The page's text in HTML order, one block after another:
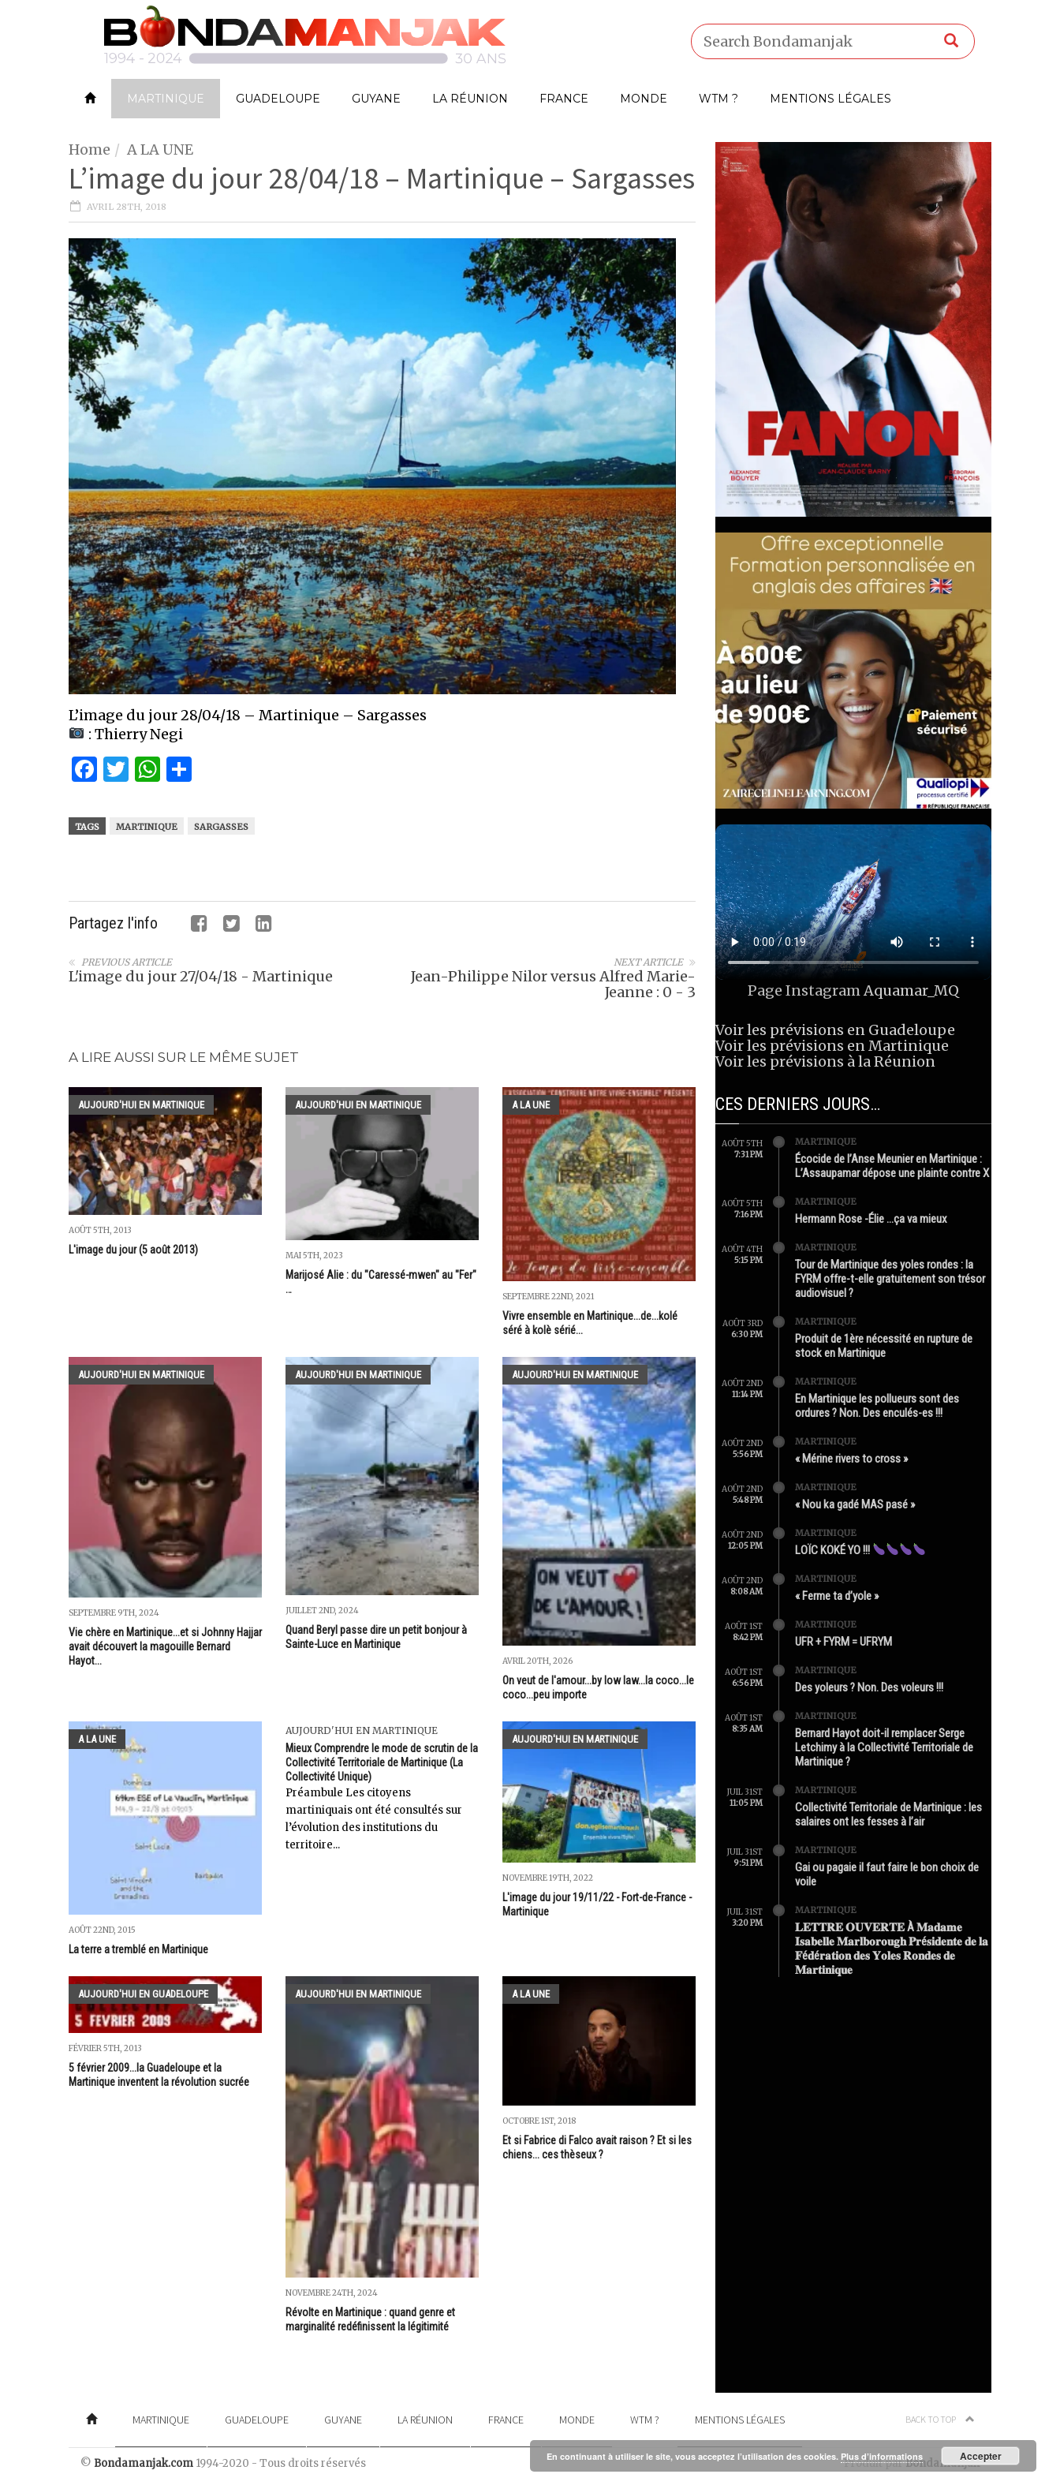
MARTINIQUE GUADELOUPE GUYANE LA RÉUNION FRANCE MONDE WTM ? MENTIONS LÉGALES
Home A LA UNE
L’image du jour 28/04/18 – Martinique – Sargasses
AVRIL 28TH, 2018
L’image du jour 28/04/18 – Martinique – Sargasses
: Thierry Negi
Facebook
Twitter
WhatsApp
TAGS MARTINIQUE SARGASSES
Partagez l'info
NEXT ARTICLE
Jean-Philippe Nilor versus Alfred Marie-
Jeanne : 0 - 3
PREVIOUS ARTICLE
L'image du jour 27/04/18 - Martinique
A LIRE AUSSI SUR LE MÊME SUJET
AUJOURD'HUI EN MARTINIQUE
AOÛT 5TH, 2013
L'image du jour (5 août 2013)
AUJOURD'HUI EN MARTINIQUE
MAI 5TH, 2023
Marijosé Alie : du "Caressé-mwen" au "Fer"
…
A LA UNE
SEPTEMBRE 22ND, 2021
Vivre ensemble en Martinique...de...kolé
séré à kolè sérié...
AUJOURD'HUI EN MARTINIQUE
SEPTEMBRE 9TH, 2024
Vie chère en Martinique...et si Johnny Hajjar
avait découvert la magouille Bernard
Hayot...
AUJOURD'HUI EN MARTINIQUE
JUILLET 2ND, 2024
Quand Beryl passe dire un petit bonjour à
Sainte-Luce en Martinique
AUJOURD'HUI EN MARTINIQUE
AVRIL 20TH, 2026
On veut de l'amour...by low law...la coco...le
coco...peu importe
A LA UNE
AOÛT 22ND, 2015
La terre a tremblé en Martinique
AUJOURD'HUI EN MARTINIQUE
Mieux Comprendre le mode de scrutin de la
Collectivité Territoriale de Martinique (La
Collectivité Unique)
Préambule Les citoyens
martiniquais ont été consultés sur
l’évolution des institutions du
territoire...
AUJOURD'HUI EN MARTINIQUE
NOVEMBRE 19TH, 2022
L'image du jour 19/11/22 - Fort-de-France -
Martinique
AUJOURD'HUI EN GUADELOUPE
FÉVRIER 5TH, 2013
5 février 2009...la Guadeloupe et la
Martinique inventent la révolution sucrée
AUJOURD'HUI EN MARTINIQUE
NOVEMBRE 24TH, 2024
Révolte en Martinique : quand genre et
marginalité redéfinissent la légitimité
A LA UNE
OCTOBRE 1ST, 2018
Et si Fabrice di Falco avait raison ? Et si les
chiens... ces thèseux ?
Page InstagramAquamar_MQ
Voir les prévisions en Guadeloupe
Voir les prévisions en Martinique
Voir les prévisions à la Réunion
CES DERNIERS JOURS…
AOÛT 5TH
7:31 PM
MARTINIQUE
Écocide de l’Anse Meunier en Martinique :
L’Assaupamar dépose une plainte contre X
AOÛT 5TH
7:16 PM
MARTINIQUE
Hermann Rose -Élie …ça va mieux
AOÛT 4TH
5:15 PM
MARTINIQUE
Tour de Martinique des yoles rondes : la
FYRM offre-t-elle gratuitement son trésor
audiovisuel ?
AOÛT 3RD
6:30 PM
MARTINIQUE
Produit de 1ère nécessité en rupture de
stock en Martinique
AOÛT 2ND
11:14 PM
MARTINIQUE
En Martinique les pollueurs sont des
ordures ? Non. Des enculés-es !!!
AOÛT 2ND
5:56 PM
MARTINIQUE
« Mérine rivers to cross »
AOÛT 2ND
5:48 PM
MARTINIQUE
« Nou ka gadé MAS pasé »
AOÛT 2ND
12:05 PM
MARTINIQUE
LOÏC KOKÉ YO !!!
AOÛT 2ND
8:08 AM
MARTINIQUE
« Ferme ta d’yole »
AOÛT 1ST
8:42 PM
MARTINIQUE
UFR + FYRM = UFRYM
AOÛT 1ST
6:56 PM
MARTINIQUE
Des yoleurs ? Non. Des voleurs !!!
AOÛT 1ST
8:35 AM
MARTINIQUE
Bernard Hayot doit-il remplacer Serge
Letchimy à la Collectivité Territoriale de
Martinique ?
JUIL 31ST
11:05 PM
MARTINIQUE
Collectivité Territoriale de Martinique : les
salaires ont les fesses à l’air
JUIL 31ST
9:51 PM
MARTINIQUE
Gai ou pagaie il faut faire le bon choix de
voile
JUIL 31ST
3:20 PM
MARTINIQUE
𝐋𝐄𝐓𝐓𝐑𝐄 𝐎𝐔𝐕𝐄𝐑𝐓𝐄 À 𝐌𝐚𝐝𝐚𝐦𝐞
𝐈𝐬𝐚𝐛𝐞𝐥𝐥𝐞 𝐌𝐚𝐫𝐥𝐛𝐨𝐫𝐨𝐮𝐠𝐡 𝐏𝐫é𝐬𝐢𝐝𝐞𝐧𝐭𝐞 𝐝𝐞 𝐥𝐚
𝐅é𝐝é𝐫𝐚𝐭𝐢𝐨𝐧 𝐝𝐞𝐬 𝐘𝐨𝐥𝐞𝐬 𝐑𝐨𝐧𝐝𝐞𝐬 𝐝𝐞
𝐌𝐚𝐫𝐭𝐢𝐧𝐢𝐪𝐮𝐞
MARTINIQUE GUADELOUPE GUYANE LA RÉUNION FRANCE MONDE WTM ? MENTIONS LÉGALES BACK TO TOP
© Bondamanjak.com 1994-2020 - Tous droits réservés Produit parBondamanjak
En continuant à utiliser le site, vous acceptez l’utilisation des cookies. Plus d’informations Accepter